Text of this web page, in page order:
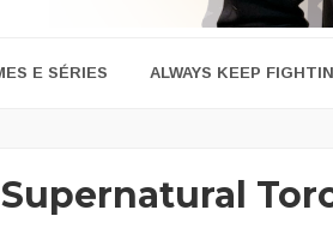
E SÉRIES ALWAYS KEEP